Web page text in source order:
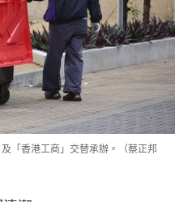
「香港工商」交替承辦。（蔡正邦